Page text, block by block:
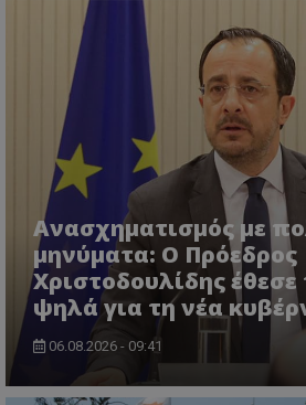
Ανασχηματισμός με
μηνύματα: Ο Πρόεδρος
Χριστοδουλίδης
ψηλά για τη νέα
06.08.2026 - 09:41